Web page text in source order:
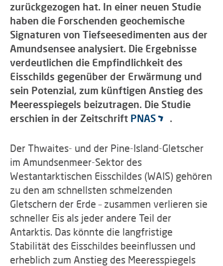
zurückgezogen hat. In einer neuen Studie
haben die Forschenden geochemische
Signaturen von Tiefseesedimenten aus der
Amundsensee analysiert. Die Ergebnisse
verdeutlichen die Empfindlichkeit des
Eisschilds gegenüber der Erwärmung und
sein Potenzial, zum künftigen Anstieg des
Meeresspiegels beizutragen. Die Studie
erschien in der Zeitschrift PNAS .
Der Thwaites- und der Pine-Island-Gletscher
im Amundsenmeer-Sektor des
Westantarktischen Eisschildes (WAIS) gehören
zu den am schnellsten schmelzenden
Gletschern der Erde – zusammen verlieren sie
schneller Eis als jeder andere Teil der
Antarktis. Das könnte die langfristige
Stabilität des Eisschildes beeinflussen und
erheblich zum Anstieg des Meeresspiegels